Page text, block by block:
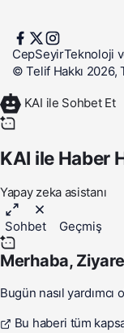
CepSeyirTeknoloji
© Telif Hakkı 2026,
KAI ile Sohbet Et
KAI ile Haber
Yapay zeka asistanı
Sohbet Geçmiş
Merhaba,
Bugün nasıl yardımcı
Bu haberi tüm